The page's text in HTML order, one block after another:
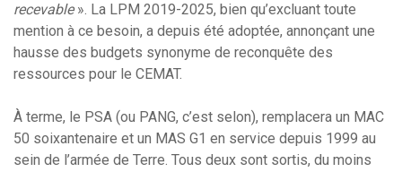
recevable». La LPM 2019-2025, bien qu’excluant toute
mention à ce besoin, a depuis été adoptée, annonçant une
hausse des budgets synonyme de reconquête des
ressources pour le CEMAT.
À terme, le PSA (ou PANG, c’est selon), remplacera un MAC
50 soixantenaire et un MAS G1 en service depuis 1999 au
sein de l’armée de Terre. Tous deux sont sortis, du moins